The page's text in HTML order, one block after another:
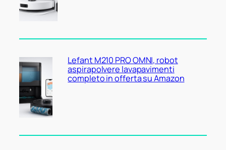
Lefant M210 PRO OMNI, robot
aspirapolvere lavapavimenti
completo in offerta su Amazon